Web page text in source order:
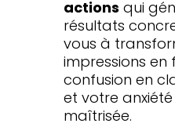
actions qui
résultats
vous à
impressions en
confusion en
et votre
maîtrisée.